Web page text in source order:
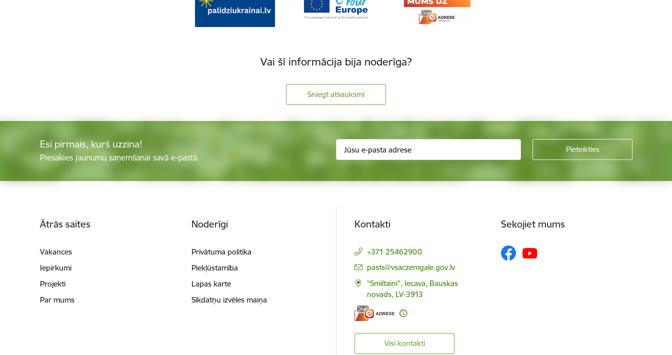
Vai šī informācija bija noderīga?
Sniegt atsauksmi
Esi pirmais, kurš uzzina!
Piesakies jaunumu saņemšanai savā e-pastā.
Ātrās saites
Vakances
Iepirkumi
Projekti
Par mums
Noderīgi
Privātuma politika
Piekļūstamība
Lapas karte
Sīkdatņu izvēles maiņa
Kontakti
+371 25462900
E-pasts:
pasts@vsaczemgale.gov.lv
"Smiltaiņi", Iecava, Bauskas
novads, LV-3913
Visi kontakti
Sekojiet mums